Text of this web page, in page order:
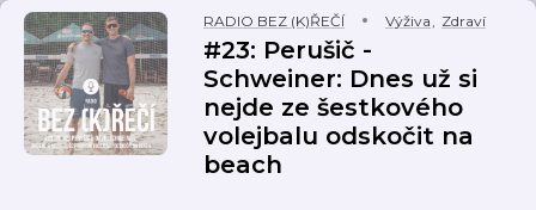
RADIO BEZ (K)ŘEČÍ Výživa, Zdraví
#23: Perušič -
Schweiner: Dnes už si
nejde ze šestkového
volejbalu odskočit na
beach